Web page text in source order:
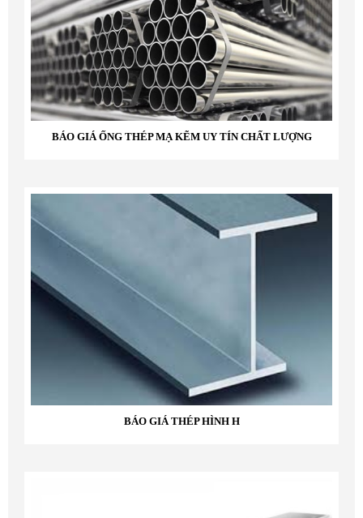
BÁO GIÁ ỐNG THÉP MẠ KẼM UY TÍN CHẤT LƯỢNG
BÁO GIÁ THÉP HÌNH H